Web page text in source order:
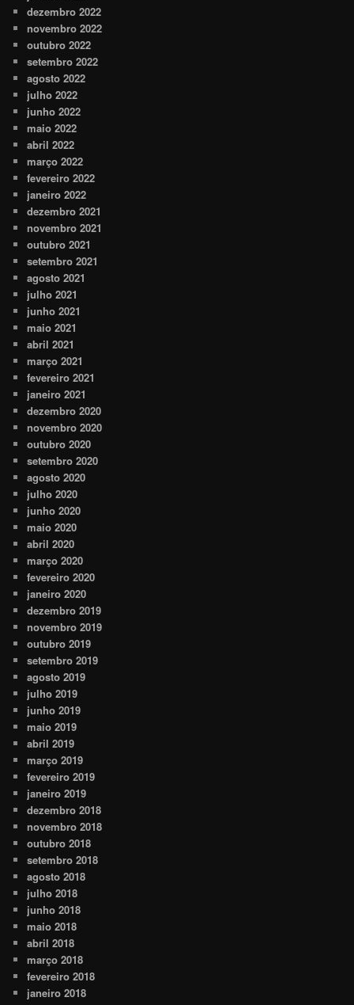
dezembro 2022
novembro 2022
outubro 2022
setembro 2022
agosto 2022
julho 2022
junho 2022
maio 2022
abril 2022
março 2022
fevereiro 2022
janeiro 2022
dezembro 2021
novembro 2021
outubro 2021
setembro 2021
agosto 2021
julho 2021
junho 2021
maio 2021
abril 2021
março 2021
fevereiro 2021
janeiro 2021
dezembro 2020
novembro 2020
outubro 2020
setembro 2020
agosto 2020
julho 2020
junho 2020
maio 2020
abril 2020
março 2020
fevereiro 2020
janeiro 2020
dezembro 2019
novembro 2019
outubro 2019
setembro 2019
agosto 2019
julho 2019
junho 2019
maio 2019
abril 2019
março 2019
fevereiro 2019
janeiro 2019
dezembro 2018
novembro 2018
outubro 2018
setembro 2018
agosto 2018
julho 2018
junho 2018
maio 2018
abril 2018
março 2018
fevereiro 2018
janeiro 2018